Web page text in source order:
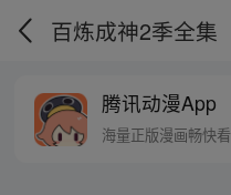
百炼成神2季全集
腾讯动漫App
海量正版漫画畅快看